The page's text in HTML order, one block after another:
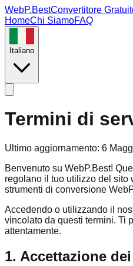
WebP.BestConvertitore
HomeChi SiamoFAQ
Italiano
Termini di
Ultimo aggiornamento: 6
Benvenuto su WebP.Best!
regolano il tuo utilizzo del sito
strumenti di conversione
Accedendo o utilizzando il
vincolato da questi termini. Ti
attentamente.
1. Accettazione